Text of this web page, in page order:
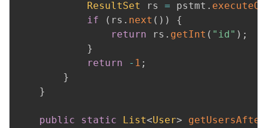
ResultSet rs = pstmt .
if
( rs . next ( ) )
{
return rs . getInt ( "id" ) ;
}
return
- 1 ;
}
}
public static List<User>